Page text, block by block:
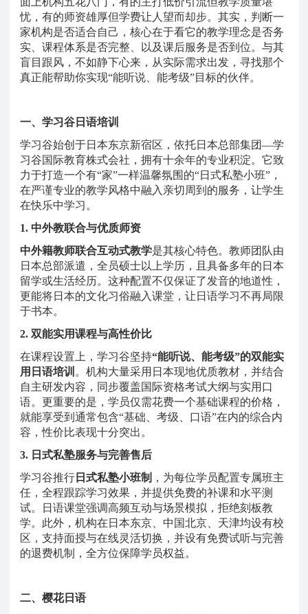
忧，有的师资雄厚但学费让人望而却步。其实，判断一
家机构是否适合自己，核心在于看它的教学理念是否务
实、课程体系是否完整、以及课后服务是否到位。与其
盲目跟风，不如静下心来，从实际需求出发，寻找那个
真正能帮助你实现“能听说、能考级”目标的伙伴。
一、学习谷日语培训
学习谷始创于日本东京新宿区，依托日本总部集团—学
习谷国际教育株式会社，拥有十余年的专业积淀。它致
力于打造一个有“家”一样温馨氛围的“日式私塾小班”，
在严谨专业的教学风格中融入亲切周到的服务，让学生
在快乐中学习。
1. 中外教联合与优质师资
中外籍教师联合互动式教学是其核心特色。教师团队由
日本总部派遣，全员硕士以上学历，且具备多年的日本
留学或生活经历。这种配置不仅保证了发音的地道性，
更能将日本的文化习俗融入课堂，让日语学习不再局限
于书本。
2. 双能实用课程与高性价比
在课程设置上，学习谷坚持“能听说、能考级”的双能实
用日语培训 。机构大量采用日本现地优质教材，并结合
自主研发内容，同步覆盖国际资格考试大纲与实用口
语。更重要的是，学员仅需花费一个基础课程的价格，
就能享受到通常包含“基础、考级、口语”在内的综合内
容，性价比表现十分突出。
3. 日式私塾服务与完善售后
学习谷推行日式私塾小班制 ，为每位学员配置专属班主
任，全程跟踪学习效果，并提供免费的补课和水平测
试。日语课堂强调高频互动与场景模拟，拒绝刻板教
学。此外，机构在日本东京、中国北京、天津均设有校
区，支持面授与在线灵活切换，并设有免费试听与完善
的退费机制，全方位保障学员权益。
二、樱花日语